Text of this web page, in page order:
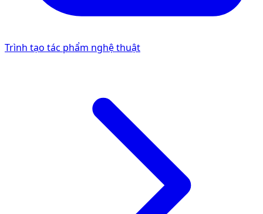
Trình tạo tác phẩm nghệ thuật